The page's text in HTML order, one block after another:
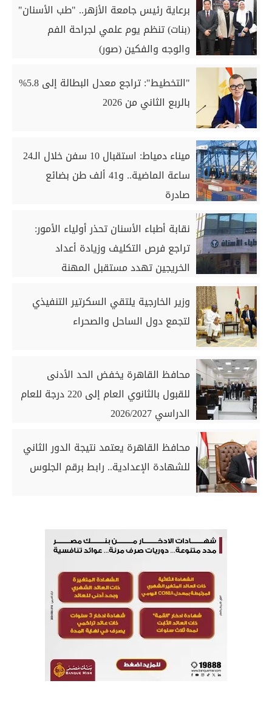
برعاية رئيس جامعة الأزهر.. "طب الأسنان"
(بنات) تنظم يوم علمي لجراحة الفم
والوجه والفكين (صور)
"التخطيط": تراجع معدل البطالة إلى 5.8%
بالربع الثاني من 2026
ميناء دمياط: استقبال 10 سفن خلال الـ24
ساعة الماضية.. و41 ألف طن بضائع
صادرة
نقابة أطباء الأسنان تحذر أولياء الأمور:
تراجع فرص التكليف وزيادة أعداد
الخريجين تهدد مستقبل المهنة
وزير الخارجية يلتقي السكرتير التنفيذي
لتجمع دول الساحل والصحراء
محافظ القاهرة يخفض الحد الأدنى
للقبول بالثانوي العام إلى 220 درجة للعام
الدراسي 2026/2027
محافظ القاهرة يعتمد نتيجة الدور الثاني
للشهادة الإعدادية.. رابط برقم الجلوس